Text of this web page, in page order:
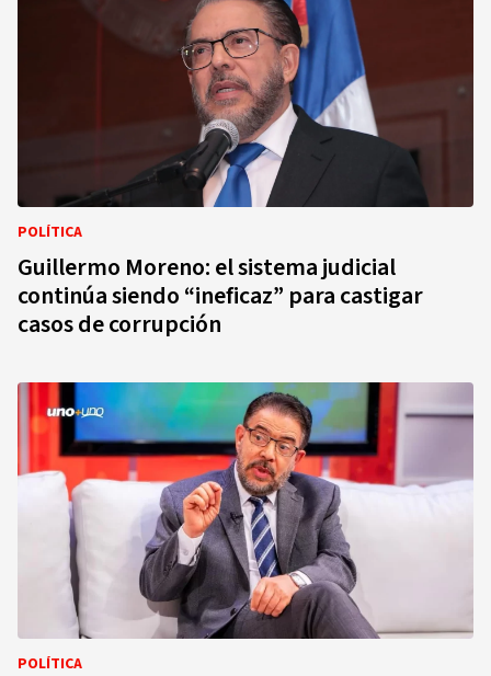
POLÍTICA
Guillermo Moreno: el sistema judicial
continúa siendo “ineficaz” para castigar
casos de corrupción
POLÍTICA